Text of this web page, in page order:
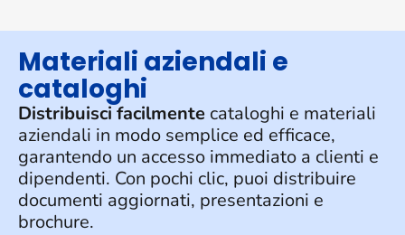
Materiali aziendali e
cataloghi
Distribuisci facilmente cataloghi e materiali
aziendali in modo semplice ed efficace,
garantendo un accesso immediato a clienti e
dipendenti. Con pochi clic, puoi distribuire
documenti aggiornati, presentazioni e
brochure.